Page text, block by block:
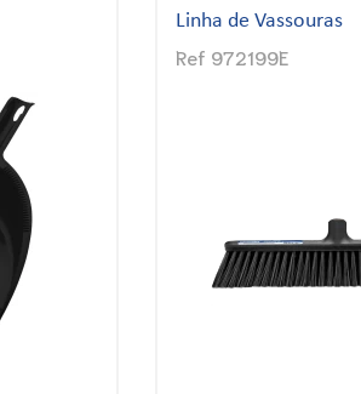
Linha de Vassouras
Ref 972202E